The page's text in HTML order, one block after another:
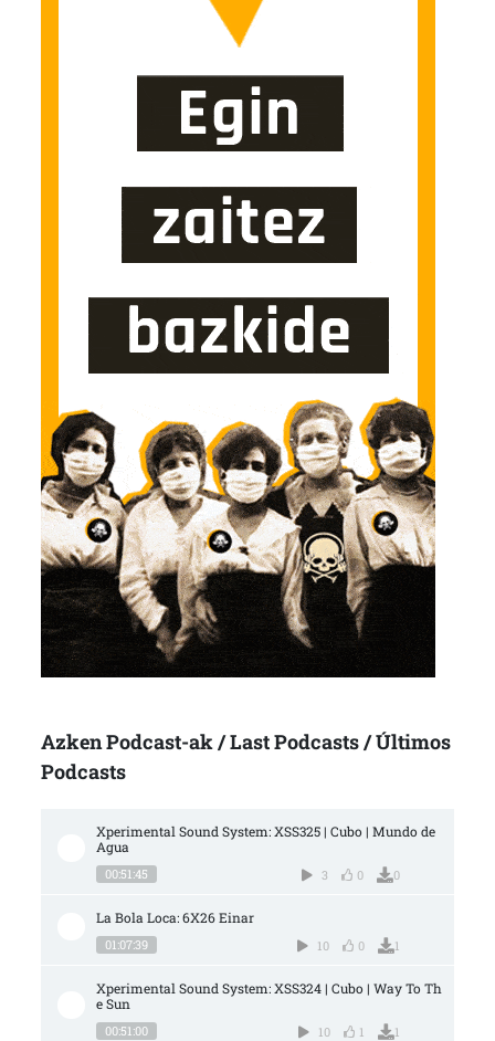
Azken Podcast-ak / Last Podcasts / Últimos
Podcasts
Xperimental Sound System: XSS325 | Cubo | Mundo de
Agua
00:51:45 3 0 0
La Bola Loca: 6X26 Einar
01:07:39 10 0 1
Xperimental Sound System: XSS324 | Cubo | Way To Th
e Sun
00:51:00 10 1 1